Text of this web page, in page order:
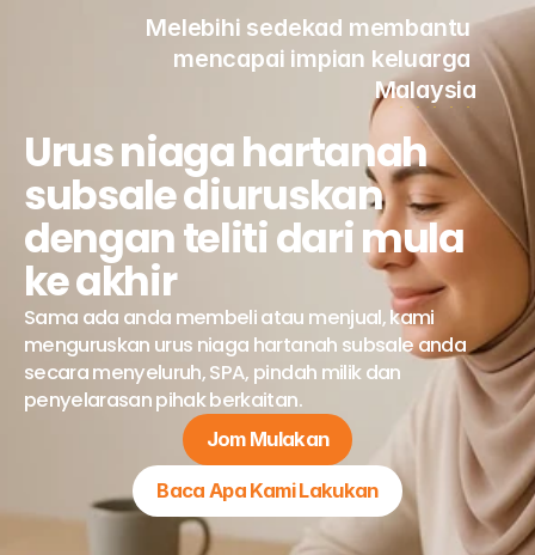
Melebihi sedekad membantu
mencapai impian keluarga
Malaysia
Urus niaga hartanah
subsale diuruskan
dengan teliti dari mula
ke akhir
Sama ada anda membeli atau menjual, kami
menguruskan urus niaga hartanah subsale anda
secara menyeluruh, SPA, pindah milik dan
penyelarasan pihak berkaitan.
Jom Mulakan
Baca Apa Kami Lakukan